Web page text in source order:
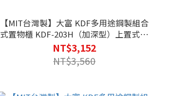
【MIT台灣製】大富 KDF多用途鋼製組合
式置物櫃 KDF-203H（加深型）上置式鑰
可改密碼鎖
NT$3,152
NT$3,560